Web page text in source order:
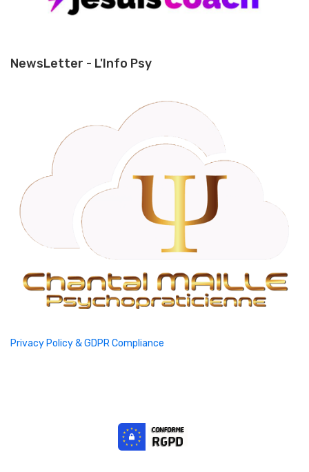
NewsLetter - L'Info Psy
Privacy Policy & GDPR Compliance